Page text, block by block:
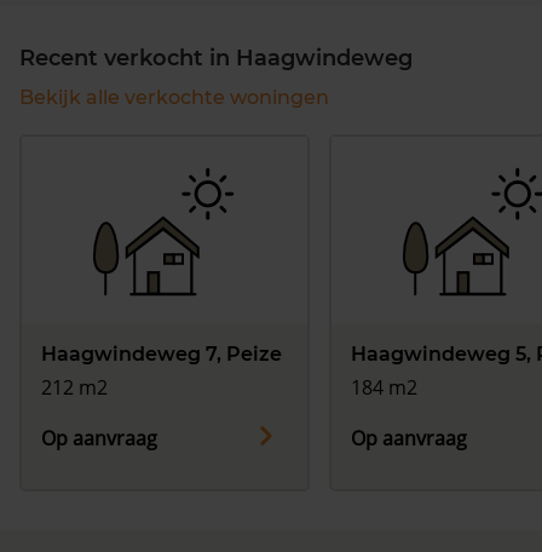
Recent verkocht in Haagwindeweg
Bekijk alle verkochte woningen
Haagwindeweg 7, Peize
212 m2
Op aanvraag
Haagwindeweg 5,
184 m2
Op aanvraag